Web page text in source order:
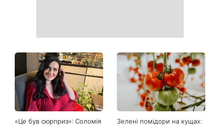
Не відкладайте до вересня:
що обов'язково потрібно
зробити на ділянці у серпні
2026
«Все гірше й гірше»: Надя
Дорофєєва розповіла про
проблеми зі здоров’ям